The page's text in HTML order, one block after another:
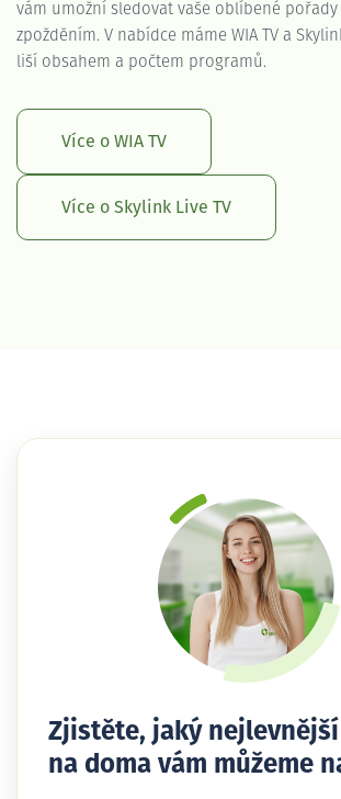
vám umožní sledovat vaše oblíbené pořady
zpožděním. V nabídce máme WIA TV a
liší obsahem a počtem programů.
Více o WIA TV
Více o Skylink Live TV
Zjistěte, jaký
na doma vám můžeme